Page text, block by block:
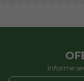
Informe